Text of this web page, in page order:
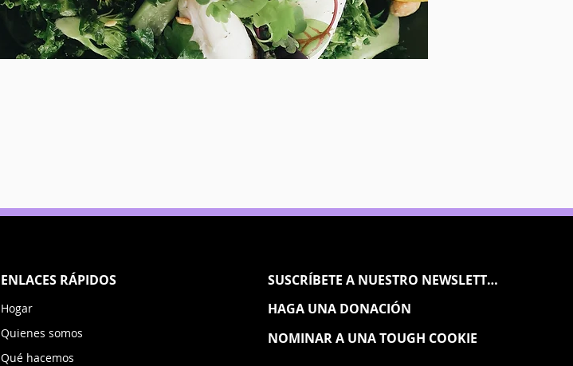
ENLACES RÁPIDOS
Hogar
Quienes somos
Qué hacemos
SUSCRÍBETE A NUESTRO NEWSLETTER
HAGA UNA DONACIÓN
NOMINAR A UNA TOUGH COOKIE